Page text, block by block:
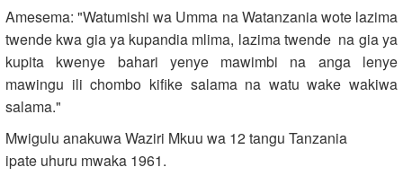
Amesema: "Watumishi wa Umma na Watanzania wote lazima
twende kwa gia ya kupandia mlima, lazima twende na gia ya
kupita kwenye bahari yenye mawimbi na anga lenye
mawingu ili chombo kifike salama na watu wake wakiwa
salama."
Mwigulu anakuwa Waziri Mkuu wa 12 tangu Tanzania
ipate uhuru mwaka 1961.